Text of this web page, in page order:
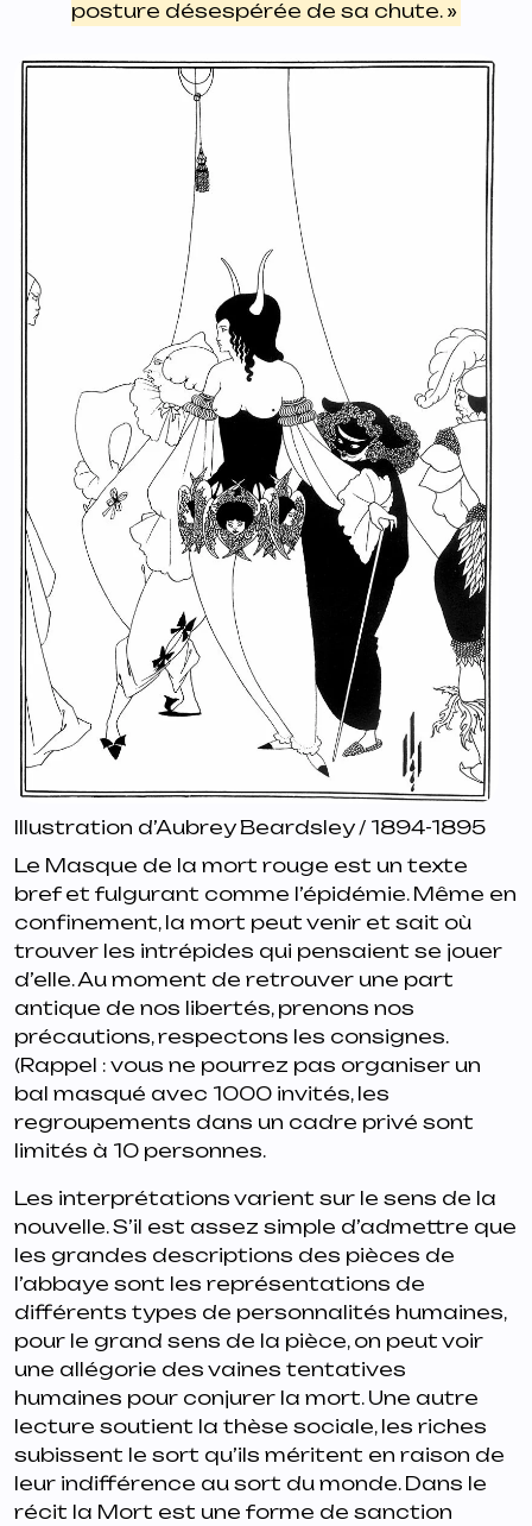
posture désespérée de sa chute. »
Illustration d’Aubrey Beardsley / 1894-1895
Le Masque de la mort rouge est un texte
bref et fulgurant comme l’épidémie. Même en
confinement, la mort peut venir et sait où
trouver les intrépides qui pensaient se jouer
d’elle. Au moment de retrouver une part
antique de nos libertés, prenons nos
précautions, respectons les consignes.
(Rappel : vous ne pourrez pas organiser un
bal masqué avec 1000 invités, les
regroupements dans un cadre privé sont
limités à 10 personnes.
Les interprétations varient sur le sens de la
nouvelle. S’il est assez simple d’admettre que
les grandes descriptions des pièces de
l’abbaye sont les représentations de
différents types de personnalités humaines,
pour le grand sens de la pièce, on peut voir
une allégorie des vaines tentatives
humaines pour conjurer la mort. Une autre
lecture soutient la thèse sociale, les riches
subissent le sort qu’ils méritent en raison de
leur indifférence au sort du monde. Dans le
récit la Mort est une forme de sanction